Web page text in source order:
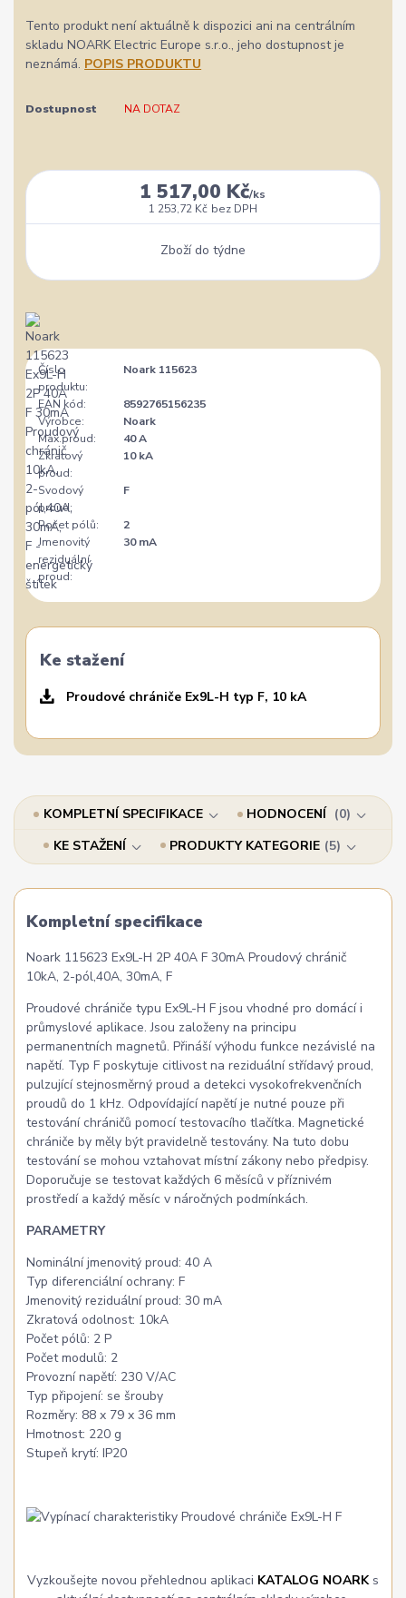
Tento produkt není aktuálně k dispozici ani na centrálním
skladu NOARK Electric Europe s.r.o., jeho dostupnost je
neznámá. POPIS PRODUKTU
Dostupnost NA DOTAZ
1 517,00 Kč/ks
1 253,72 Kč bez DPH
Zboží do týdne
Číslo
produktu:
Noark 115623
EAN kód:
8592765156235
Výrobce:
Noark
Max.proud:
40 A
Zkratový
proud:
10 kA
Svodový
proud:
F
Počet pólů:
2
Jmenovitý
reziduální
proud:
30 mA
Ke stažení
Proudové chrániče Ex9L-H typ F, 10 kA
KOMPLETNÍ SPECIFIKACE HODNOCENÍ
0
KE STAŽENÍ
PRODUKTY KATEGORIE 5
Kompletní specifikace
Noark 115623 Ex9L-H 2P 40A F 30mA Proudový chránič
10kA, 2-pól,40A, 30mA, F
Proudové chrániče typu Ex9L-H F jsou vhodné pro domácí i
průmyslové aplikace. Jsou založeny na principu
permanentních magnetů. Přináší výhodu funkce nezávislé na
napětí. Typ F poskytuje citlivost na reziduální střídavý proud,
pulzující stejnosměrný proud a detekci vysokofrekvenčních
proudů do 1 kHz. Odpovídající napětí je nutné pouze při
testování chráničů pomocí testovacího tlačítka. Magnetické
chrániče by měly být pravidelně testovány. Na tuto dobu
testování se mohou vztahovat místní zákony nebo předpisy.
Doporučuje se testovat každých 6 měsíců v příznivém
prostředí a každý měsíc v náročných podmínkách.
PARAMETRY
Nominální jmenovitý proud: 40 A
Typ diferenciální ochrany: F
Jmenovitý reziduální proud: 30 mA
Zkratová odolnost: 10kA
Počet pólů: 2 P
Počet modulů: 2
Provozní napětí: 230 V/AC
Typ připojení: se šrouby
Rozměry: 88 x 79 x 36 mm
Hmotnost: 220 g
Stupeň krytí: IP20
Vyzkoušejte novou přehlednou aplikaci KATALOG NOARKs